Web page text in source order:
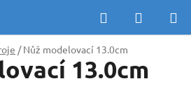
Hledat
KOŠÍK
/ Nůž modelovací 13.0cm
13.0cm